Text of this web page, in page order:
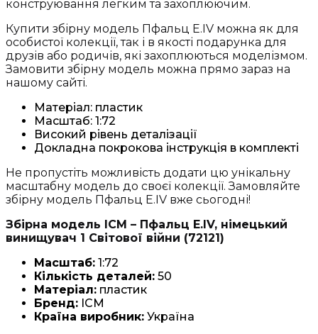
конструювання легким та захоплюючим.
Купити збірну модель Пфальц Е.IV можна як для
особистої колекції, так і в якості подарунка для
друзів або родичів, які захоплюються моделізмом.
Замовити збірну модель можна прямо зараз на
нашому сайті.
Матеріал: пластик
Масштаб: 1:72
Високий рівень деталізації
Докладна покрокова інструкція в комплекті
Не пропустіть можливість додати цю унікальну
масштабну модель до своєї колекції. Замовляйте
збірну модель Пфальц Е.IV вже сьогодні!
Збірна модель ICM – Пфальц Е.IV, німецький
винищувач 1 Світової війни (72121)
Масштаб: 1:72
Кількість деталей: 50
Матеріал: пластик
Бренд: ICM
Країна виробник: Україна